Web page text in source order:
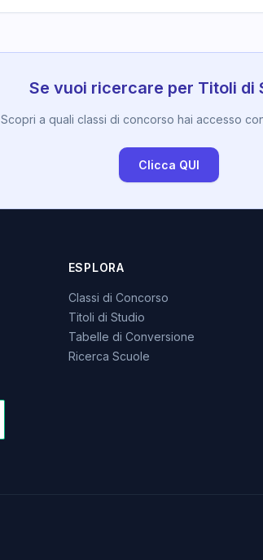
Se vuoi ricercare per Titoli di
Scopri a quali classi di concorso hai accesso
Clicca QUI
ESPLORA
Classi di Concorso
Titoli di Studio
Tabelle di Conversione
Ricerca Scuole